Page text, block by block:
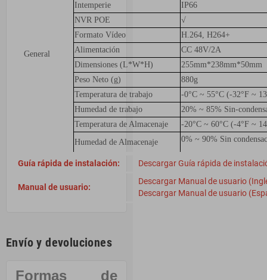
General
Intemperie
IP66
NVR POE
√
Formato Vídeo
H.264, H264+
Alimentación
CC 48V/2A
Dimensiones (L*W*H)
255mm*238mm*50mm
Peso Neto (g)
880g
Temperatura de trabajo
-0°C ~ 55°C (-32°F ~
Humedad de trabajo
20% ~ 85% Sin-
Temperatura de Almacenaje
-20°C ~ 60°C (-4°F ~
Humedad de Almacenaje
0% ~ 90% Sin
Guía rápida de instalación: Descargar Guía rápida de
Manual de usuario:
Descargar Manual de usuario
Descargar Manual de usuario
Envío y devoluciones
Formas de